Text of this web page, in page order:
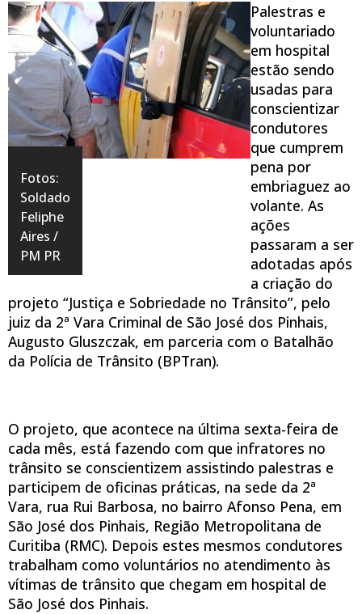
Fotos:
Soldado
Feliphe
Aires /
PM PR
Palestras e
voluntariado
em hospital
estão sendo
usadas para
conscientizar
condutores
que cumprem
pena por
embriaguez ao
volante. As
ações
passaram a ser
adotadas após
a criação do
projeto “Justiça e Sobriedade no Trânsito”, pelo
juiz da 2ª Vara Criminal de São José dos Pinhais,
Augusto Gluszczak, em parceria com o Batalhão
da Polícia de Trânsito (BPTran).
O projeto, que acontece na última sexta-feira de
cada mês, está fazendo com que infratores no
trânsito se conscientizem assistindo palestras e
participem de oficinas práticas, na sede da 2ª
Vara, rua Rui Barbosa, no bairro Afonso Pena, em
São José dos Pinhais, Região Metropolitana de
Curitiba (RMC). Depois estes mesmos condutores
trabalham como voluntários no atendimento às
vítimas de trânsito que chegam em hospital de
São José dos Pinhais.